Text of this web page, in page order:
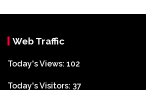
Web Traffic
Today's Views: 102
Today's Visitors: 37